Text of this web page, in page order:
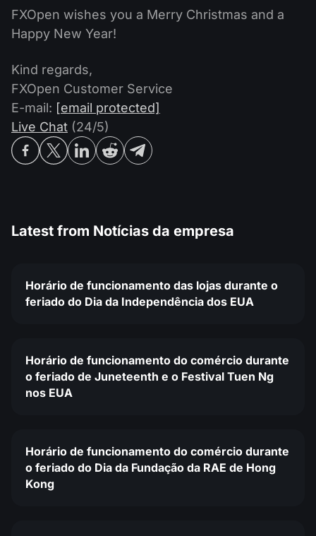
FXOpen wishes you a Merry Christmas and a
Happy New Year!
Kind regards,
FXOpen Customer Service
E-mail: [email protected]
Live Chat (24/5)
Latest from Notícias da empresa
Horário de funcionamento das lojas durante o
feriado do Dia da Independência dos EUA
Horário de funcionamento do comércio durante
o feriado de Juneteenth e o Festival Tuen Ng
nos EUA
Horário de funcionamento do comércio durante
o feriado do Dia da Fundação da RAE de Hong
Kong